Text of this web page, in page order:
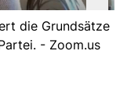
die Grundsätze
- Zoom.us